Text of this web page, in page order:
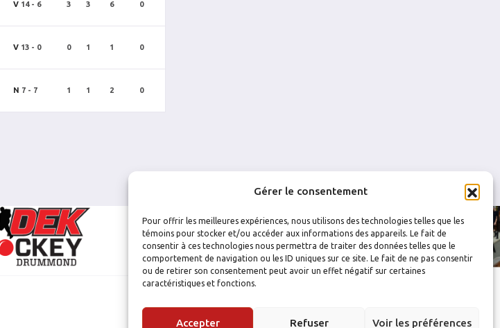
Gérer le consentement
Pour offrir les meilleures expériences, nous utilisons des technologies telles que les
témoins pour stocker et/ou accéder aux informations des appareils. Le fait de
consentir à ces technologies nous permettra de traiter des données telles que le
comportement de navigation ou les ID uniques sur ce site. Le fait de ne pas consentir
ou de retirer son consentement peut avoir un effet négatif sur certaines
caractéristiques et fonctions.
Accepter Refuser Voir les préférences
V 14 - 6 3 3 6 0
V 13 - 0 0 1 1 0
N 7 - 7 1 1 2 0